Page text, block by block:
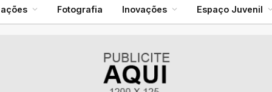
Fotografia Inovações Espaço Juvenil